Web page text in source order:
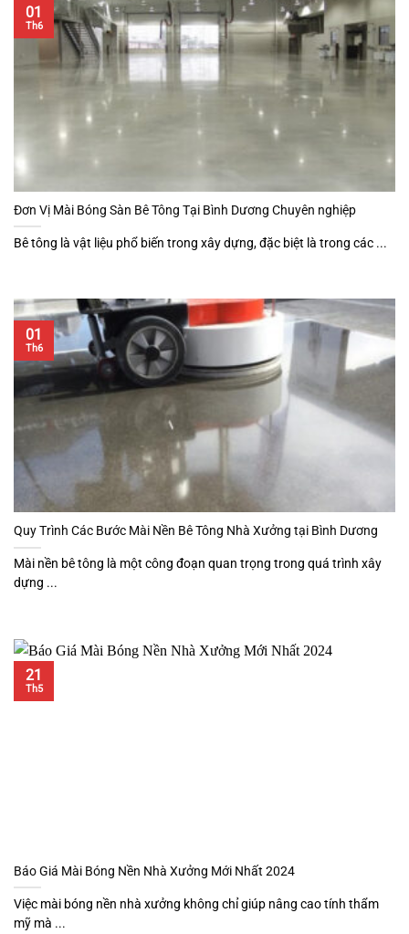
Đơn Vị Mài Bóng Sàn Bê Tông Tại Bình Dương Chuyên nghiệp
Bê tông là vật liệu phổ biến trong xây dựng, đặc biệt là trong các ...
01
Th6
Quy Trình Các Bước Mài Nền Bê Tông Nhà Xưởng tại Bình Dương
Mài nền bê tông là một công đoạn quan trọng trong quá trình xây
dựng ...
01
Th6
Báo Giá Mài Bóng Nền Nhà Xưởng Mới Nhất 2024
Việc mài bóng nền nhà xưởng không chỉ giúp nâng cao tính thẩm
mỹ mà ...
21
Th5